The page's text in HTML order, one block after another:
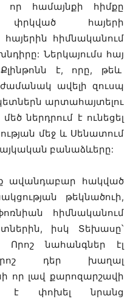
որ համայնքի հիմքը
փրկված հայերի
հիմնականում
Ներկայումս հայ
է, որը, թեև
ավելի զուսպ
արտահայտելու
ներդրում է ունեցել
մեջ և Սենատում
բանաձևերը:
ավանդաբար հակված
թեկնածուի,
հիմնականում
իսկ Տեխասը՝
Որոշ նահանգներ էլ
դեր խաղալ
որ լավ քարոզարշավի
է փոխել նրանց